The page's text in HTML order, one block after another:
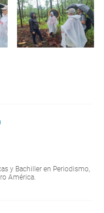
y Bachiller en Periodismo,
América.